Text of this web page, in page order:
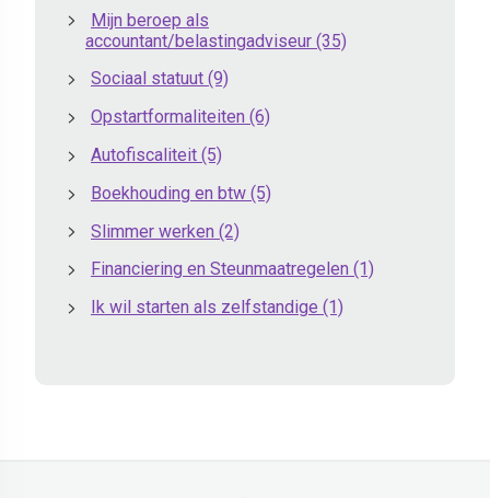
Mijn beroep als
accountant/belastingadviseur (35)
Sociaal statuut (9)
Opstartformaliteiten (6)
Autofiscaliteit (5)
Boekhouding en btw (5)
Slimmer werken (2)
Financiering en Steunmaatregelen (1)
Ik wil starten als zelfstandige (1)